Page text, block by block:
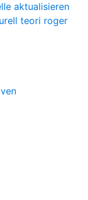
aktualisieren
teori roger